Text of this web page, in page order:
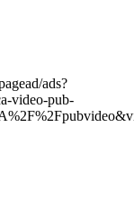
ads?
video-pub-